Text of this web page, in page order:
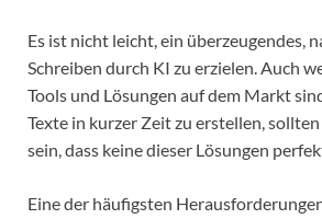
Es ist nicht leicht, ein überzeugendes,
Schreiben durch KI zu erzielen. Auch
Tools und Lösungen auf dem Markt
Texte in kurzer Zeit zu erstellen,
sein, dass keine dieser Lösungen
Eine der häufigsten